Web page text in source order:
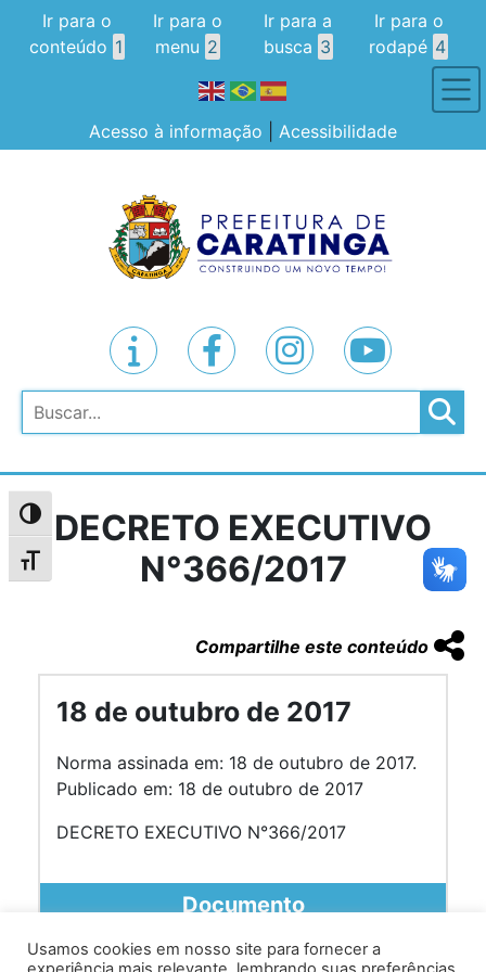
Alternar alto contraste
Alternar tamanho da fonte
Ir para o
conteúdo 1
Ir para o
menu 2
Ir para a
busca 3
Ir para o
rodapé 4
Acesso à informação Acessibilidade
Pesquisar
DECRETO EXECUTIVO
N°366/2017
Compartilhe este conteúdo
18 de outubro de 2017
Norma assinada em: 18 de outubro de 2017.
Publicado em: 18 de outubro de 2017
DECRETO EXECUTIVO N°366/2017
Documento
Usamos cookies em nosso site para fornecer a